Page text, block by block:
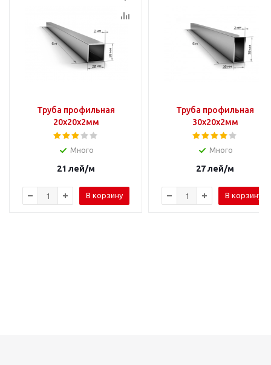
Труба профильная
20х20х2мм
Много
21 лей/м
В корзину
Труба профильная
30х20х2мм
Много
27лей/м
В корзину